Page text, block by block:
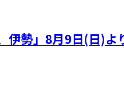
伊勢」8月9日(日)よ